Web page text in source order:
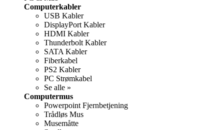
Computerkabler
USB Kabler
DisplayPort Kabler
HDMI Kabler
Thunderbolt Kabler
SATA Kabler
Fiberkabel
PS2 Kabler
PC Strømkabel
Se alle »
Computermus
Powerpoint Fjernbetjening
Trådløs Mus
Musemåtte